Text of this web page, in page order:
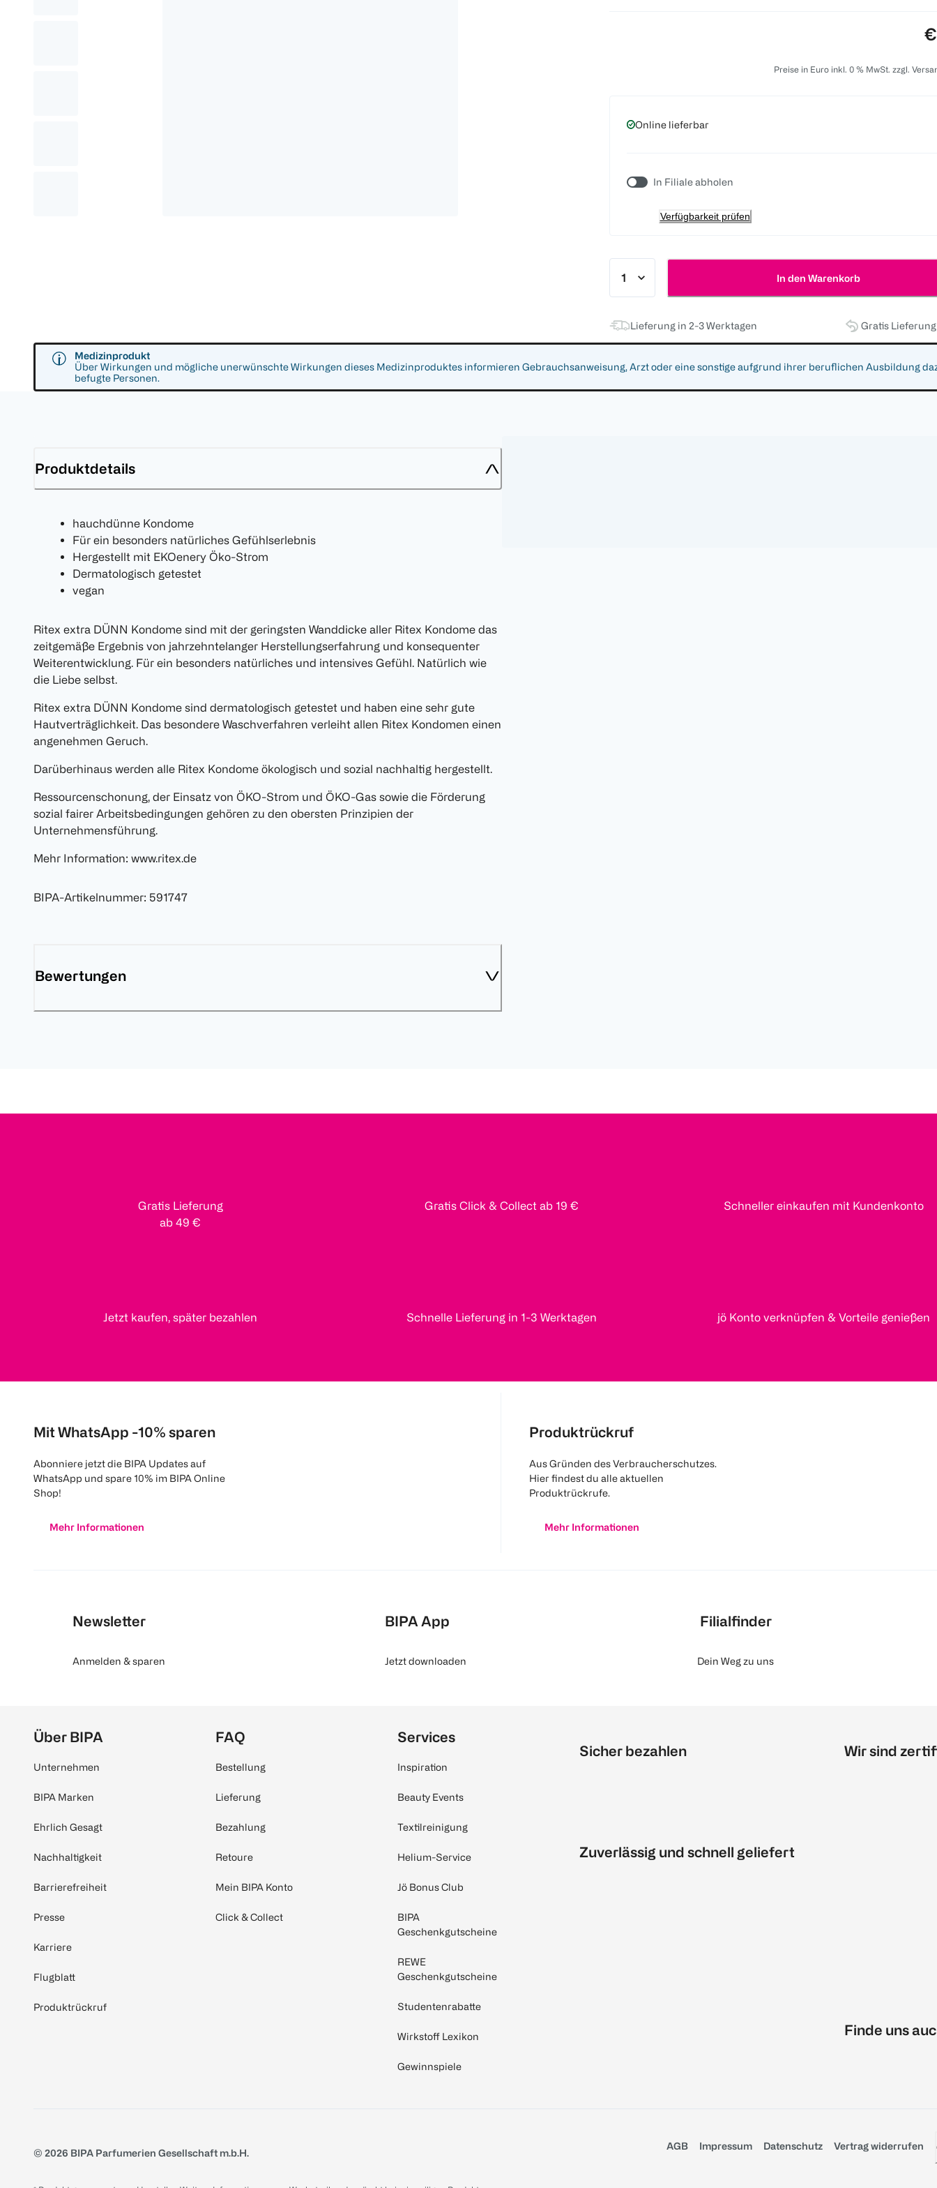
€
Preise in Euro inkl. 0 % MwSt. zzgl.
Online lieferbar
In Filiale abholen
Verfügbarkeit prüfen
In den Warenkorb
Lieferung in 2-3 Werktagen Gratis
Medizinprodukt
Über Wirkungen und mögliche unerwünschte Wirkungen dieses Medizinproduktes informieren Gebrauchsanweisung, Arzt oder eine sonstige aufgrund ihrer beruflichen Ausbildung
befugte Personen.
Produktdetails
hauchdünne Kondome
Für ein besonders natürliches Gefühlserlebnis
Hergestellt mit EKOenery Öko-Strom
Dermatologisch getestet
vegan
Ritex extra DÜNN Kondome sind mit der geringsten Wanddicke aller Ritex Kondome das
zeitgemäße Ergebnis von jahrzehntelanger Herstellungserfahrung und konsequenter
Weiterentwicklung. Für ein besonders natürliches und intensives Gefühl. Natürlich wie
die Liebe selbst.
Ritex extra DÜNN Kondome sind dermatologisch getestet und haben eine sehr gute
Hautverträglichkeit. Das besondere Waschverfahren verleiht allen Ritex Kondomen einen
angenehmen Geruch.
Darüberhinaus werden alle Ritex Kondome ökologisch und sozial nachhaltig hergestellt.
Ressourcenschonung, der Einsatz von ÖKO-Strom und ÖKO-Gas sowie die Förderung
sozial fairer Arbeitsbedingungen gehören zu den obersten Prinzipien der
Unternehmensführung.
Mehr Information: www.ritex.de
BIPA-Artikelnummer: 591747
Bewertungen
Gratis Lieferung
ab 49 €
Gratis Click & Collect ab 19 € Schneller einkaufen mit Kundenkonto
Jetzt kaufen, später bezahlen Schnelle Lieferung in 1-3 Werktagen jö Konto verknüpfen & Vorteile genießen
Mit WhatsApp -10% sparen
Abonniere jetzt die BIPA Updates auf
WhatsApp und spare 10% im BIPA Online
Shop!
Mehr Informationen
Produktrückruf
Aus Gründen des Verbraucherschutzes.
Hier findest du alle aktuellen
Produktrückrufe.
Mehr Informationen
Newsletter
Anmelden & sparen
BIPA App
Jetzt downloaden
Filialfinder
Dein Weg zu uns
Über BIPA
Unternehmen
BIPA Marken
Ehrlich Gesagt
Nachhaltigkeit
Barrierefreiheit
Presse
Karriere
Flugblatt
Produktrückruf
FAQ
Bestellung
Lieferung
Bezahlung
Retoure
Mein BIPA Konto
Click & Collect
Services
Inspiration
Beauty Events
Textilreinigung
Helium-Service
Jö Bonus Club
BIPA
Geschenkgutscheine
REWE
Geschenkgutscheine
Studentenrabatte
Wirkstoff Lexikon
Gewinnspiele
Sicher bezahlen
Zuverlässig und schnell geliefert
Wir sind
Finde uns
© 2026 BIPA Parfumerien Gesellschaft m.b.H.
AGB Impressum Datenschutz Vertrag widerrufen